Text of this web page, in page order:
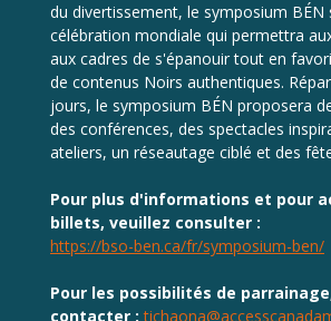
du divertissement, le symposium BÉN
célébration mondiale qui permettra
aux cadres de s'épanouir tout en
de contenus Noirs authentiques.
jours, le symposium BÉN proposera
des conférences, des spectacles
ateliers, un réseautage ciblé et des
Pour plus d'informations et pour
billets, veuillez consulter :
https://bso-ben.ca/fr/symposium-ben/
Pour les possibilités de
contacter :